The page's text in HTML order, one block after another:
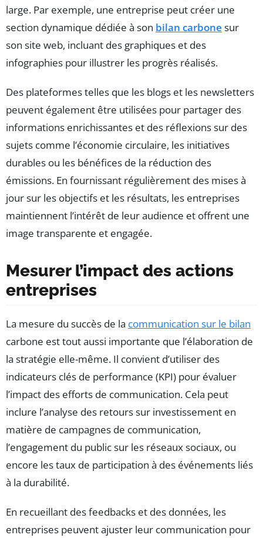
large. Par exemple, une entreprise peut créer une
section dynamique dédiée à son bilan carbone sur
son site web, incluant des graphiques et des
infographies pour illustrer les progrès réalisés.
Des plateformes telles que les blogs et les newsletters
peuvent également être utilisées pour partager des
informations enrichissantes et des réflexions sur des
sujets comme l’économie circulaire, les initiatives
durables ou les bénéfices de la réduction des
émissions. En fournissant régulièrement des mises à
jour sur les objectifs et les résultats, les entreprises
maintiennent l’intérêt de leur audience et offrent une
image transparente et engagée.
Mesurer l’impact des actions
entreprises
La mesure du succès de la communication sur le bilan
carbone est tout aussi importante que l’élaboration de
la stratégie elle-même. Il convient d’utiliser des
indicateurs clés de performance (KPI) pour évaluer
l’impact des efforts de communication. Cela peut
inclure l’analyse des retours sur investissement en
matière de campagnes de communication,
l’engagement du public sur les réseaux sociaux, ou
encore les taux de participation à des événements liés
à la durabilité.
En recueillant des feedbacks et des données, les
entreprises peuvent ajuster leur communication pour